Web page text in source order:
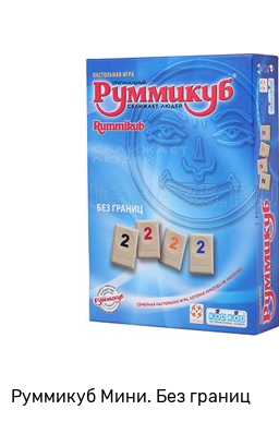
Руммикуб Мини. Без границ